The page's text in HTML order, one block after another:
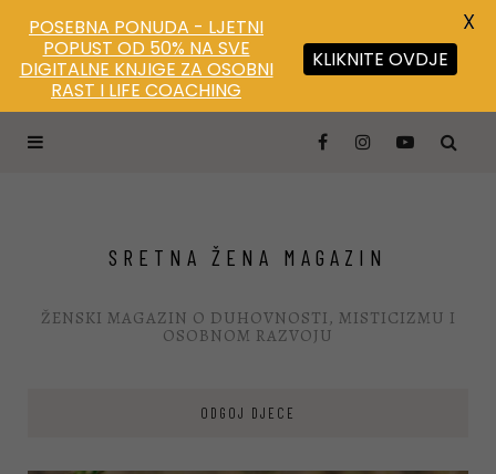
SRETNA ŽENA MAGAZIN
ŽENSKI MAGAZIN O DUHOVNOSTI, MISTICIZMU I
OSOBNOM RAZVOJU
ODGOJ DJECE
POSEBNA PONUDA - LJETNI
POPUST OD 50% NA SVE
DIGITALNE KNJIGE ZA OSOBNI
RAST I LIFE COACHING
KLIKNITE OVDJE
X
Save